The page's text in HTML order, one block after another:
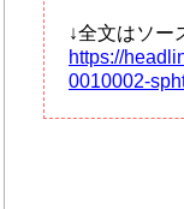
↓全文はソー
https://
0010002-